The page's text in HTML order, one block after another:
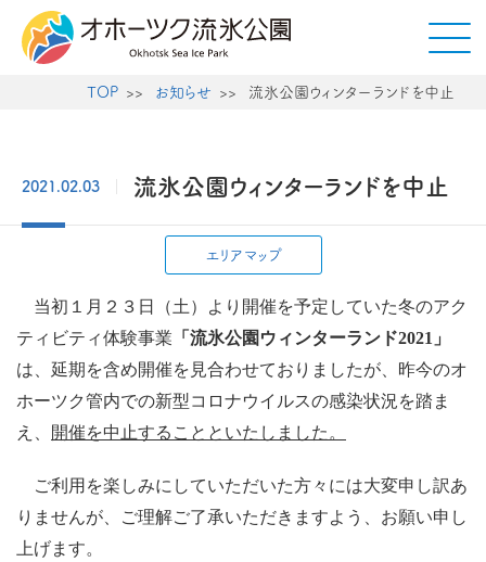
TOP お知らせ 流氷公園ウィンターランドを中止
2021.02.03 流氷公園ウィンターランドを中止
エリアマップ
当初１月２３日（土）より開催を予定していた冬のアク
ティビティ体験事業 「流氷公園ウィンターランド2021」
は、延期を含め開催を見合わせておりましたが、昨今のオ
ホーツク管内での新型コロナウイルスの感染状況を踏ま
え、
開催を中止することといたしました。
ご利用を楽しみにしていただいた方々には大変申し訳あ
りませんが、ご理解ご了承いただきますよう、お願い申し
上げます。